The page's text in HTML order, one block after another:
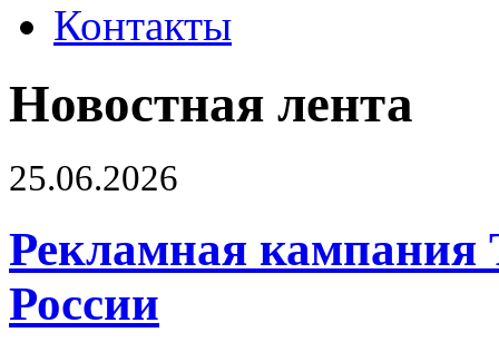
Контакты
Новостная лента
25.06.2026
Рекламная кампания
России